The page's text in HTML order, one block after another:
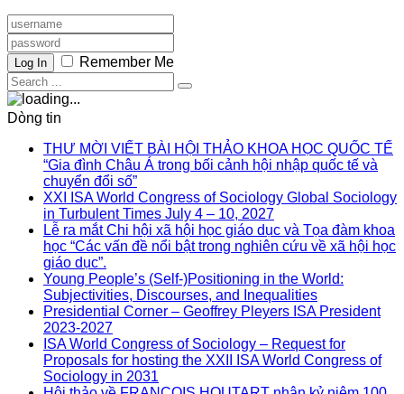
Log In Remember Me
Dòng tin
THƯ MỜI VIẾT BÀI HỘI THẢO KHOA HỌC QUỐC TẾ
“Gia đình Châu Á trong bối cảnh hội nhập quốc tế và
chuyển đổi số”
XXI ISA World Congress of Sociology Global Sociology
in Turbulent Times July 4 – 10, 2027
Lễ ra mắt Chi hội xã hội học giáo dục và Tọa đàm khoa
học “Các vấn đề nổi bật trong nghiên cứu về xã hội học
giáo dục”.
Young People’s (Self-)Positioning in the World:
Subjectivities, Discourses, and Inequalities
Presidential Corner – Geoffrey Pleyers ISA President
2023-2027
ISA World Congress of Sociology – Request for
Proposals for hosting the XXII ISA World Congress of
Sociology in 2031